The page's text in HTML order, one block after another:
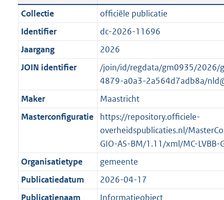
c
a
t
i
e
n
f
o
a
a
t
t
e
:
1
7
b
i
c
a
t
i
i
n
f
m
a
a
t
t
e
:
o
b
e
k
d
a
n
d
g
r
o
o
t
t
e
:
1
K
b
Collectie
officiële publicatie
Identifier
dc-2026-11696
Jaargang
2026
JOIN identifier
/join/id/regdata/gm0935/2026/
4879-a0a3-2a564d7adb8a/
Maker
Maastricht
Masterconfiguratie
https://repository.officiele-
overheidspublicaties.nl/
GIO-AS-BM/1.11/xml/MC-LVBB-
Organisatietype
gemeente
Publicatiedatum
2026-04-17
Publicatienaam
Informatieobject